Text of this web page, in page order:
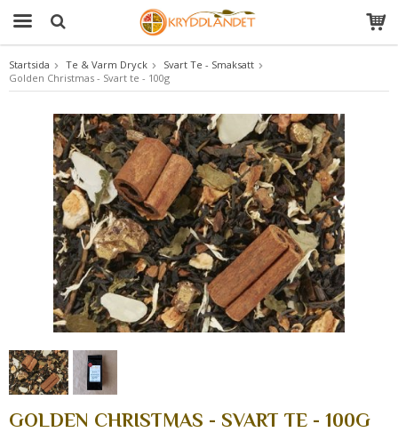
Produkten har blivit tillagd i varukorgen
Startsida Te & Varm Dryck
Svart Te - Smaksatt
Golden Christmas - Svart te - 100g
GOLDEN CHRISTMAS - SVART TE - 100G